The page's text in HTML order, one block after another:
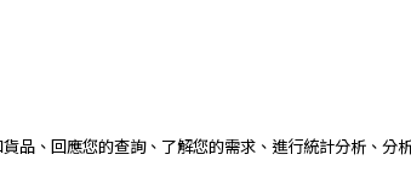
、回應您的查詢、了解您的需求、進行統計分析、分